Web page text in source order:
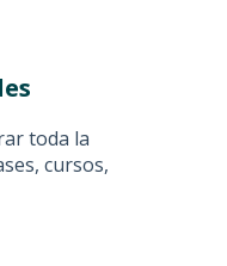
toda la
cursos,